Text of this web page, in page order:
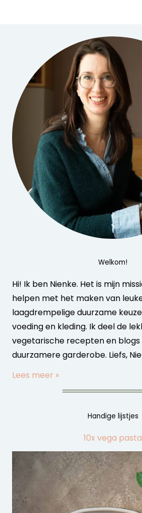
Welkom!
Hi! Ik ben Nienke. Het is mijn
helpen met het maken van
laagdrempelige duurzame
voeding en kleding. Ik deel de
vegetarische recepten en blogs
duurzamere garderobe. Liefs,
Lees meer »
Handige lijstjes
10x vega pasta